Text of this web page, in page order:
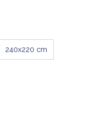
240x220 cm